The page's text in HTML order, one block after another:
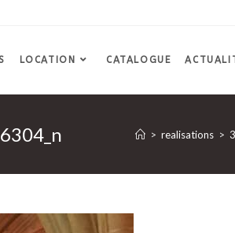
LOCATION CATALOGUE
> realisations >